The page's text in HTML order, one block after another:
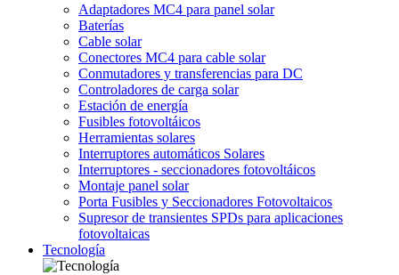
Adaptadores MC4 para panel solar
Baterías
Cable solar
Conectores MC4 para cable solar
Conmutadores y transferencias para DC
Controladores de carga solar
Estación de energía
Fusibles fotovoltáicos
Herramientas solares
Interruptores automáticos Solares
Interruptores - seccionadores fotovoltáicos
Montaje panel solar
Porta Fusibles y Seccionadores Fotovoltaicos
Supresor de transientes SPDs para aplicaciones
fotovoltaicas
Tecnología